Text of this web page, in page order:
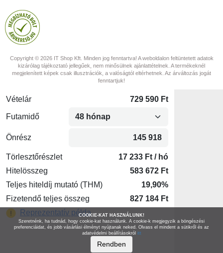
Copyright © 2026 IT Shop Kft. Minden jog fenntartva! A weboldalon feltüntetett adatok
kizárólag tájékoztató jellegűek, nem minősülnek ajánlattételnek. A termékeknél
megjelenített képek csak illusztrációk, a valóságtól eltérhetnek. Az árváltozás jogát
fenntartjuk!
COOKIE-KAT HASZNÁLUNK!
Szeretnénk, ha tudnád, hogy cookie-kat használunk. A cookie-k megjegyzik a böngészési
preferenciáidat, és jobb vásárlási élményt nyújtanak neked. Olvass el mindent a sütikről és az
adatvédelmi beállításokról itt
Rendben